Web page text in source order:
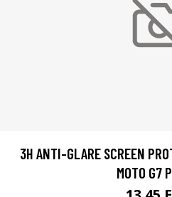
3H ANTI-GLARE SCREEN
MOTO G7